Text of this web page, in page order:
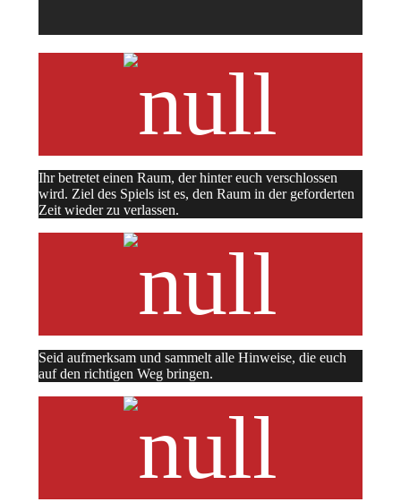
Ihr betretet einen Raum, der hinter euch verschlossen
wird. Ziel des Spiels ist es, den Raum in der geforderten
Zeit wieder zu verlassen.
Seid aufmerksam und sammelt alle Hinweise, die euch
auf den richtigen Weg bringen.